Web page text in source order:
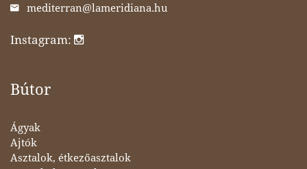
mediterran@lameridiana.hu
Instagram:
Bútor
Ágyak
Ajtók
Asztalok, étkezőasztalok